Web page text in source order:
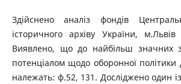
Здійснено аналіз фондів
історичного архіву України,
Виявлено, що до найбільш значних
потенціалом щодо оборонної політики
належать: ф.52, 131. Досліджено один